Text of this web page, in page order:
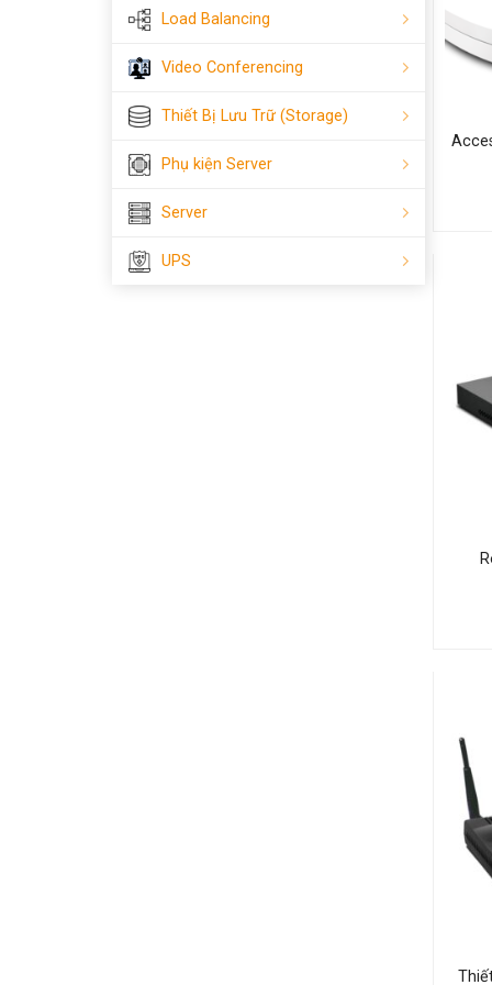
Load Balancing
Video Conferencing
Thiết Bị Lưu Trữ (Storage)
Phụ kiện Server
Server
UPS